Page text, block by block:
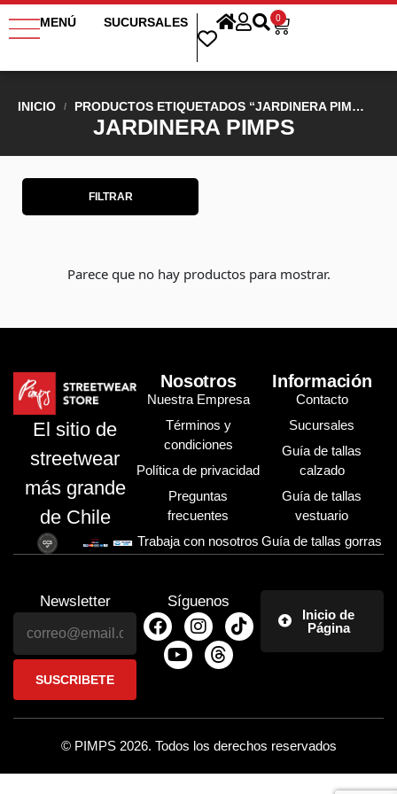
MENÚ SUCURSALES 0
INICIO / PRODUCTOS ETIQUETADOS “JARDINERA PIMPS”
JARDINERA PIMPS
FILTRAR
Parece que no hay productos para mostrar.
El sitio de
streetwear
más grande
de Chile
Nosotros
Nuestra Empresa
Términos y
condiciones
Política de privacidad
Preguntas
frecuentes
Trabaja con nosotros
Información
Contacto
Sucursales
Guía de tallas
calzado
Guía de tallas
vestuario
Guía de tallas gorras
Newsletter Síguenos
Inicio de
Página
© PIMPS 2026. Todos los derechos reservados